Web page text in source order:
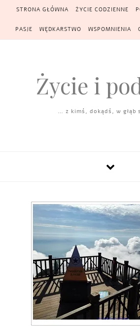
Skip to content
STRONA GŁÓWNA ŻYCIE CODZIENNE
PASJE WĘDKARSTWO WSPOMNIENIA
Życie i
… z kimś, dokądś, w głąb